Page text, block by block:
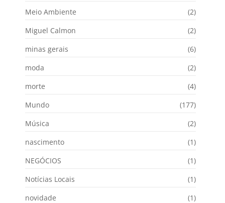
Meio Ambiente
(2)
Miguel Calmon
(2)
minas gerais
(6)
moda
(2)
morte
(4)
Mundo
(177)
Música
(2)
nascimento
(1)
NEGÓCIOS
(1)
Notícias Locais
(1)
novidade
(1)